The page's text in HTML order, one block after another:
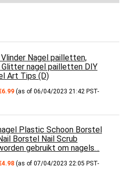
Nagel pailletten,
Glitter nagel pailletten DIY
Art Tips (D)
6.99 (as of 06/04/2023 21:42 PST-
Plastic Schoon Borstel
Borstel Nail Scrub
gebruikt om nagels…
4.98 (as of 07/04/2023 22:05 PST-